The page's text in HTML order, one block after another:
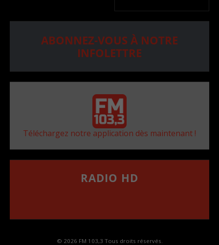
ABONNEZ-VOUS À NOTRE
INFOLETTRE
Téléchargez notre application dès maintenant !
RADIO HD
© 2026 FM 103,3 Tous droits réservés.